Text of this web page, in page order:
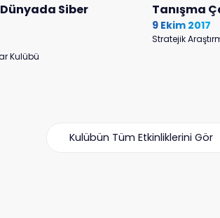
Siber
Kulübü
Tanışma
9 Ekim 2017
Stratejik
Kulübün Tüm Etkinliklerini Gör